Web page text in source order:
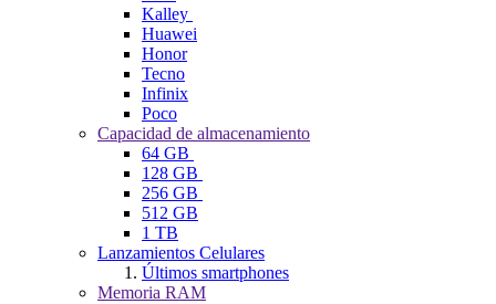
Kalley
Huawei
Honor
Tecno
Infinix
Poco
Capacidad de almacenamiento
64 GB
128 GB
256 GB
512 GB
1 TB
Lanzamientos Celulares
Últimos smartphones
Memoria RAM